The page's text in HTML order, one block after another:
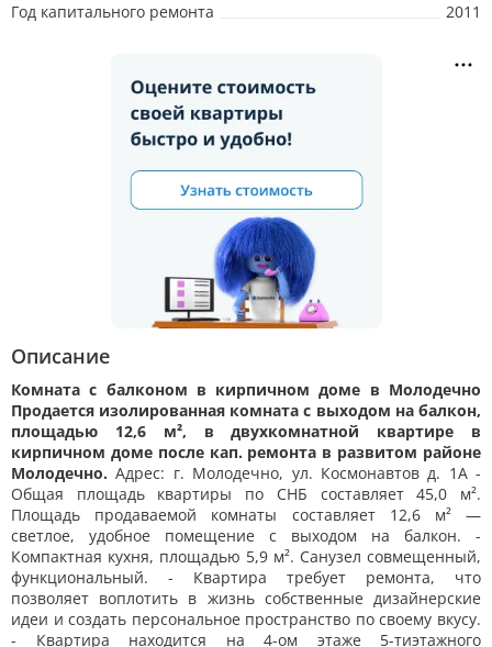
Год капитального ремонта
2011
Описание
Комната с балконом в кирпичном доме в Молодечно
Продается изолированная комната с выходом на балкон,
площадью 12,6 м², в двухкомнатной квартире в
кирпичном доме после кап. ремонта в развитом районе
Молодечно.Адрес: г. Молодечно, ул. Космонавтов д. 1А -
Общая площадь квартиры по СНБ составляет 45,0 м².
Площадь продаваемой комнаты составляет 12,6 м² —
светлое, удобное помещение с выходом на балкон. -
Компактная кухня, площадью 5,9 м². Санузел совмещенный,
функциональный. - Квартира требует ремонта, что
позволяет воплотить в жизнь собственные дизайнерские
идеи и создать персональное пространство по своему вкусу.
- Квартира находится на 4-ом этаже 5-тиэтажного